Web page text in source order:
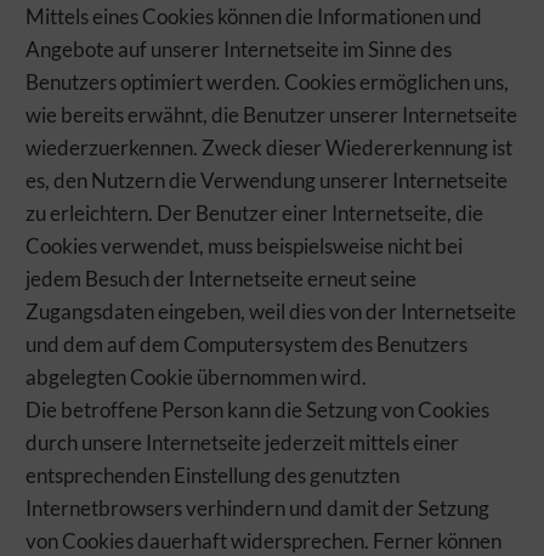
Mittels eines Cookies können die Informationen und
Angebote auf unserer Internetseite im Sinne des
Benutzers optimiert werden. Cookies ermöglichen uns,
wie bereits erwähnt, die Benutzer unserer Internetseite
wiederzuerkennen. Zweck dieser Wiedererkennung ist
es, den Nutzern die Verwendung unserer Internetseite
zu erleichtern. Der Benutzer einer Internetseite, die
Cookies verwendet, muss beispielsweise nicht bei
jedem Besuch der Internetseite erneut seine
Zugangsdaten eingeben, weil dies von der Internetseite
und dem auf dem Computersystem des Benutzers
abgelegten Cookie übernommen wird.
Die betroffene Person kann die Setzung von Cookies
durch unsere Internetseite jederzeit mittels einer
entsprechenden Einstellung des genutzten
Internetbrowsers verhindern und damit der Setzung
von Cookies dauerhaft widersprechen. Ferner können